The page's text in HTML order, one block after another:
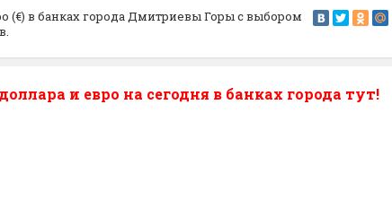
(€) в банках города Дмитриевы Горы с выбором
и евро на сегодня в банках города тут!